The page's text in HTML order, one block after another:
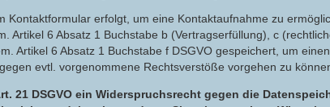
Kontaktformular erfolgt, um eine Kontaktaufnahme zu
Artikel 6 Absatz 1 Buchstabe b (Vertragserfüllung), c
Artikel 6 Absatz 1 Buchstabe f DSGVO gespeichert, um
evtl. vorgenommene Rechtsverstöße vorgehen zu
21 DSGVO ein Widerspruchsrecht gegen die